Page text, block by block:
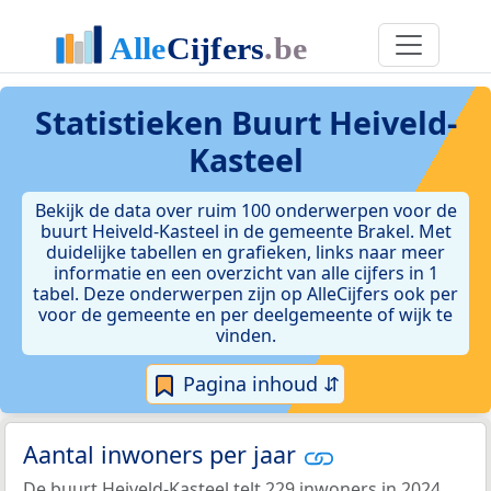
Statistieken Buurt Heiveld-
Kasteel
Bekijk de data over ruim 100 onderwerpen voor de
buurt Heiveld-Kasteel in de gemeente Brakel. Met
duidelijke tabellen en grafieken, links naar meer
informatie en een overzicht van alle cijfers in 1
tabel. Deze onderwerpen zijn op AlleCijfers ook per
voor de gemeente en per deelgemeente of wijk te
vinden.
Pagina inhoud ⇵
Aantal inwoners per jaar